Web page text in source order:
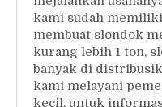
kami sudah
membuat slondok
kurang lebih 1 ton,
banyak di
kami melayani
kecil, untuk